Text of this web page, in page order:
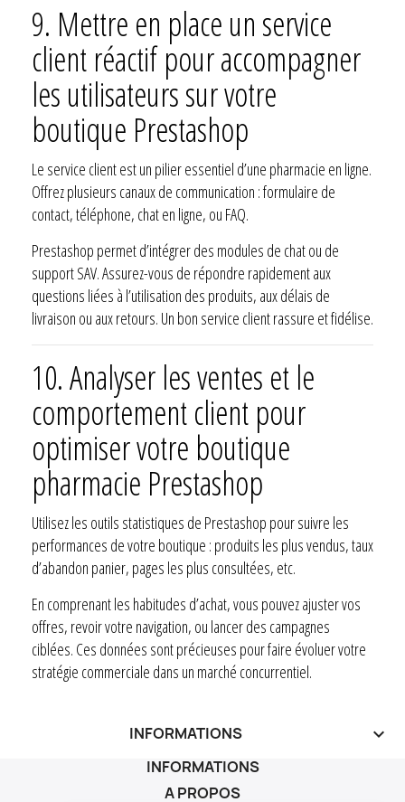
9. Mettre en place un service
client réactif pour accompagner
les utilisateurs sur votre
boutique Prestashop
Le service client est un pilier essentiel d’une pharmacie en ligne.
Offrez plusieurs canaux de communication : formulaire de
contact, téléphone, chat en ligne, ou FAQ.
Prestashop permet d’intégrer des modules de chat ou de
support SAV. Assurez-vous de répondre rapidement aux
questions liées à l’utilisation des produits, aux délais de
livraison ou aux retours. Un bon service client rassure et fidélise.
10. Analyser les ventes et le
comportement client pour
optimiser votre boutique
pharmacie Prestashop
Utilisez les outils statistiques de Prestashop pour suivre les
performances de votre boutique : produits les plus vendus, taux
d’abandon panier, pages les plus consultées, etc.
En comprenant les habitudes d’achat, vous pouvez ajuster vos
offres, revoir votre navigation, ou lancer des campagnes
ciblées. Ces données sont précieuses pour faire évoluer votre
stratégie commerciale dans un marché concurrentiel.
INFORMATIONS keyboard_arrow_down
INFORMATIONS
A PROPOS